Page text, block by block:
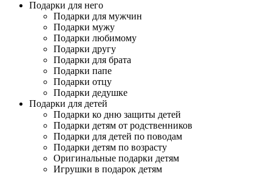
Подарки для него
Подарки для мужчин
Подарки мужу
Подарки любимому
Подарки другу
Подарки для брата
Подарки папе
Подарки отцу
Подарки дедушке
Подарки для детей
Подарки ко дню защиты детей
Подарки детям от родственников
Подарки для детей по поводам
Подарки детям по возрасту
Оригинальные подарки детям
Игрушки в подарок детям